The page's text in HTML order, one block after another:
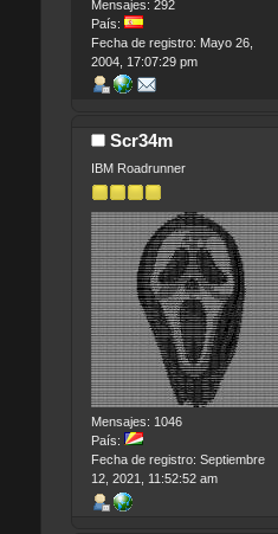
Mensajes: 292
País:
Fecha de registro: Mayo 26,
2004, 17:07:29 pm
Scr34m
IBM Roadrunner
Mensajes: 1046
País:
Fecha de registro: Septiembre
12, 2021, 11:52:52 am